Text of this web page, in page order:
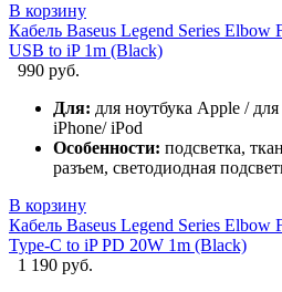
В корзину
Кабель Baseus Legend Series Elbow
USB to iP 1m (Black)
990 руб.
Для: для ноутбука Apple /
iPhone/ iPod
Особенности: подсветка,
разъем, светодиодная
В корзину
Кабель Baseus Legend Series Elbow
Type-C to iP PD 20W 1m (Black)
1 190 руб.